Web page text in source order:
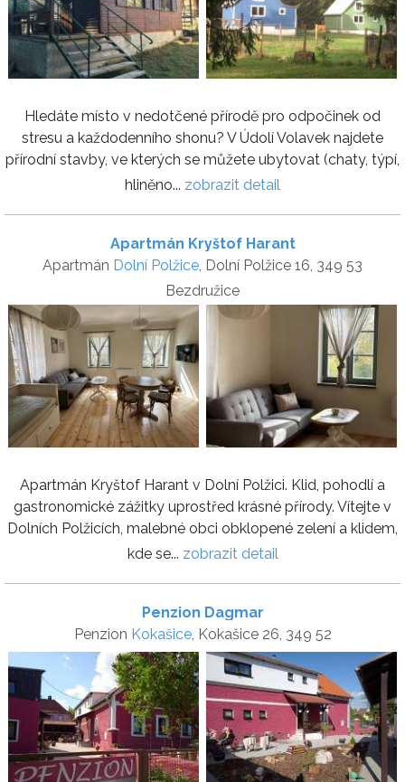
Hledáte místo v nedotčené přírodě pro odpočinek od
stresu a každodenního shonu? V Údolí Volavek najdete
přírodní stavby, ve kterých se můžete ubytovat (chaty, týpí,
hliněno... zobrazit detail
Apartmán Kryštof Harant
Apartmán Dolní Polžice, Dolní Polžice 16, 349 53
Bezdružice
Apartmán Kryštof Harant v Dolní Polžici. Klid, pohodlí a
gastronomické zážitky uprostřed krásné přírody. Vítejte v
Dolních Polžicích, malebné obci obklopené zelení a klidem,
kde se... zobrazit detail
Penzion Dagmar
Penzion Kokašice, Kokašice 26, 349 52